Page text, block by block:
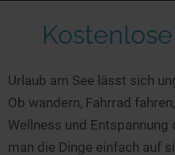
Erlebnisse am Wasser
Magische Orte
Draußen aktiv
Wandern am See
Aktuelle Angebote
Top-Reiseziele
Familienurlaub
Hausboot-Urlaub
Unterkünfte
Unterkünfte am Wasser
Unterkünfte am See
Finde deinen See
Urlaub am See lässt sich
Ob wandern, Fahrrad
Wellness und Entspannung
man die Dinge einfach auf